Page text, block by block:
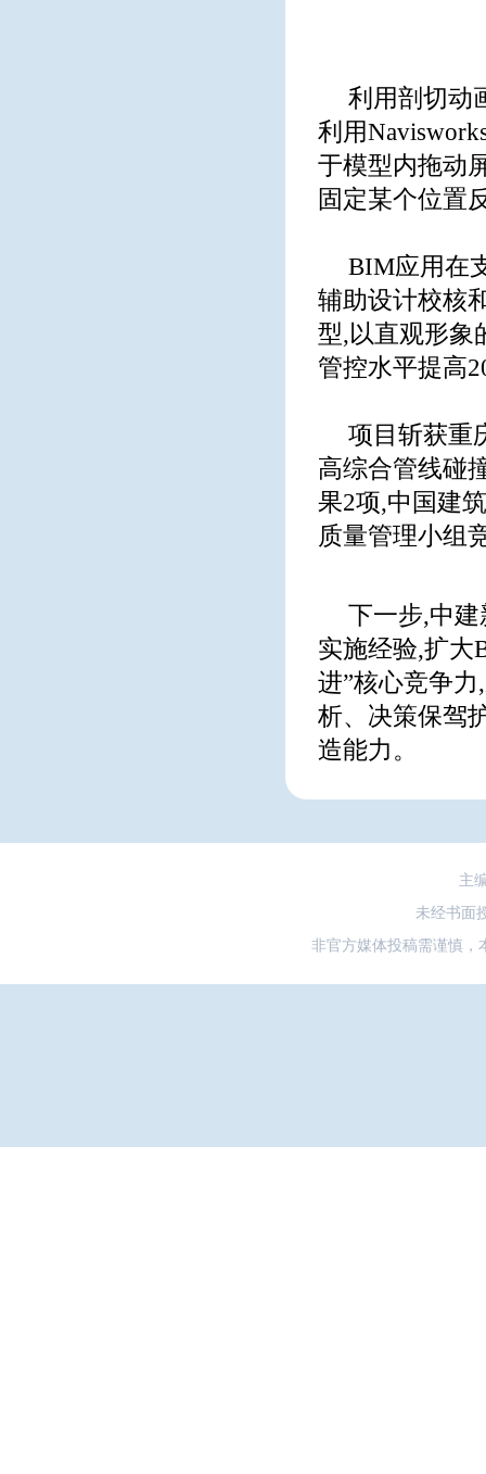
利用剖切动
利用
于模型内拖动
固定某个位置
BIM应用在
辅助设计校核
型,以直观形象
管控水平提高
项目斩获重
高综合管线碰
果2项,中国建
质量管理小组
下一步,中
实施经验,扩大
进”核心竞争
析、决策保驾
造能力。
主
未经书面
非官方媒体投稿需谨慎，